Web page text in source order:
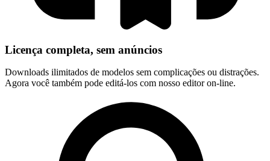
Licença completa, sem anúncios
Downloads ilimitados de modelos sem complicações ou distrações.
Agora você também pode editá-los com nosso editor on-line.